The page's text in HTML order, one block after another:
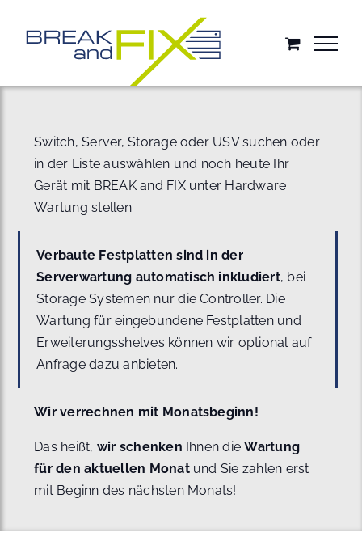
springen
Switch, Server, Storage oder USV suchen oder
in der Liste auswählen und noch heute Ihr
Gerät mit BREAK and FIX unter Hardware
Wartung stellen.
Verbaute Festplatten sind in der
Serverwartung automatisch inkludiert, bei
Storage Systemen nur die Controller. Die
Wartung für eingebundene Festplatten und
Erweiterungsshelves können wir optional auf
Anfrage dazu anbieten.
Wir verrechnen mit Monatsbeginn!
Das heißt, wir schenken Ihnen dieWartung
für den aktuellen Monat und Sie zahlen erst
mit Beginn des nächsten Monats!